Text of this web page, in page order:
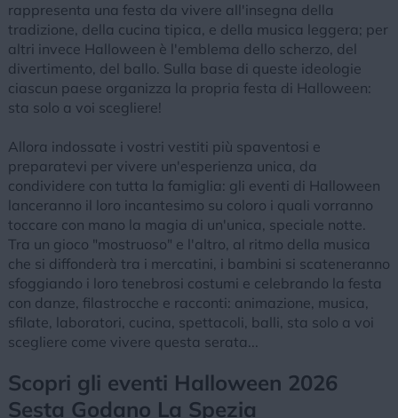
rappresenta una festa da vivere all'insegna della
tradizione, della cucina tipica, e della musica leggera; per
altri invece Halloween è l'emblema dello scherzo, del
divertimento, del ballo. Sulla base di queste ideologie
ciascun paese organizza la propria festa di Halloween:
sta solo a voi scegliere!
Allora indossate i vostri vestiti più spaventosi e
preparatevi per vivere un'esperienza unica, da
condividere con tutta la famiglia: gli eventi di Halloween
lanceranno il loro incantesimo su coloro i quali vorranno
toccare con mano la magia di un'unica, speciale notte.
Tra un gioco "mostruoso" e l'altro, al ritmo della musica
che si diffonderà tra i mercatini, i bambini si scateneranno
sfoggiando i loro tenebrosi costumi e celebrando la festa
con danze, filastrocche e racconti: animazione, musica,
sfilate, laboratori, cucina, spettacoli, balli, sta solo a voi
scegliere come vivere questa serata...
Scopri gli eventi Halloween 2026
Sesta Godano La Spezia